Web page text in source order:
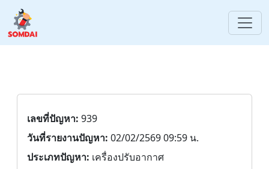
เลขที่ปัญหา: 939
วันที่รายงานปัญหา: 02/02/2569 09:59 น.
ประเภทปัญหา: เครื่องปรับอากาศ